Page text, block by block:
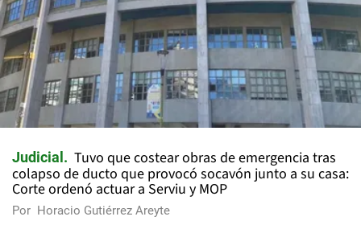
Judicial
Tuvo que costear obras de emergencia tras
colapso de ducto que provocó socavón junto a su casa:
Corte ordenó actuar a Serviu y MOP
Por Horacio Gutiérrez Areyte